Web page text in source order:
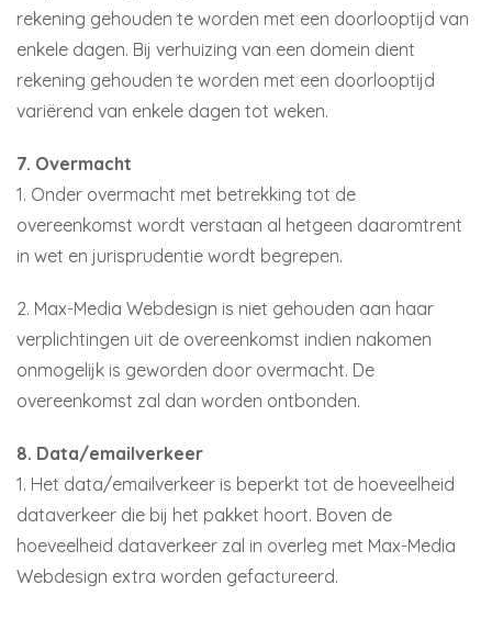
rekening gehouden te worden met een doorlooptijd van
enkele dagen. Bij verhuizing van een domein dient
rekening gehouden te worden met een doorlooptijd
variërend van enkele dagen tot weken.
7. Overmacht
1. Onder overmacht met betrekking tot de
overeenkomst wordt verstaan al hetgeen daaromtrent
in wet en jurisprudentie wordt begrepen.
2. Max-Media Webdesign is niet gehouden aan haar
verplichtingen uit de overeenkomst indien nakomen
onmogelijk is geworden door overmacht. De
overeenkomst zal dan worden ontbonden.
8. Data/emailverkeer
1. Het data/emailverkeer is beperkt tot de hoeveelheid
dataverkeer die bij het pakket hoort. Boven de
hoeveelheid dataverkeer zal in overleg met Max-Media
Webdesign extra worden gefactureerd.